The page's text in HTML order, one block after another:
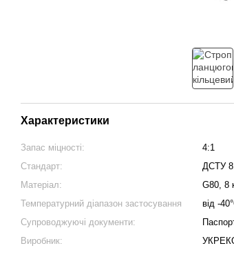
Характеристики
Запас міцності:
4:1
Стандарт:
ДСТУ
Матеріал:
G80, 8
Температурний діапазон застосування
від -
Супроводжуючі документи:
Виробник: